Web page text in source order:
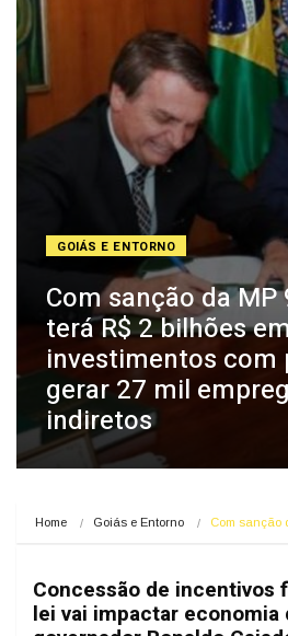
GOIÁS E ENTORNO
Com sanção da MP
terá R$ 2 bilhões
investimentos com
gerar 27 mil
indiretos
Home Goiás e Entorno Com
Concessão de incentivos
lei vai impactar economia